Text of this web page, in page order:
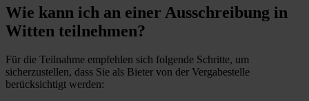
Wie kann ich an einer Ausschreibung in
Witten teilnehmen?
Für die Teilnahme empfehlen sich folgende Schritte, um
sicherzustellen, dass Sie als Bieter von der Vergabestelle
berücksichtigt werden: